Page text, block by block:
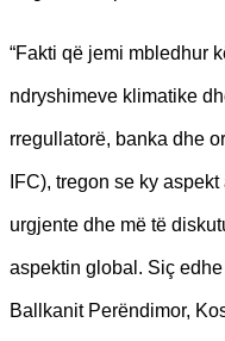
“Fakti që jemi mbledhur
ndryshimeve klimatike
rregullatorë, banka dhe
IFC), tregon se ky
urgjente dhe më të
aspektin global. Siç
Ballkanit Perëndimor,